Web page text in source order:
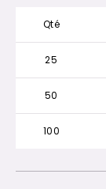
Qté
25
50
100